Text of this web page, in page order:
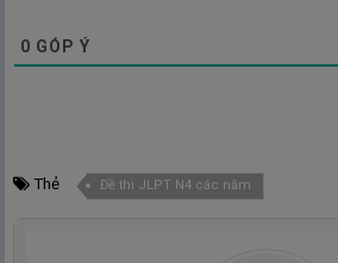
0 GÓP Ý
Thẻ Đề thi JLPT N4 các năm